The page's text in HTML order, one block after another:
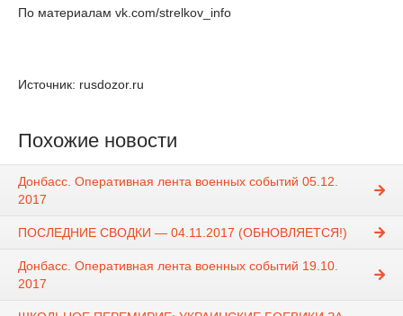
По материалам vk.com/strelkov_info
Источник: rusdozor.ru
Похожие новости
Донбасс. Оперативная лента военных событий 05.12.
2017
ПОСЛЕДНИЕ СВОДКИ — 04.11.2017 (ОБНОВЛЯЕТСЯ!)
Донбасс. Оперативная лента военных событий 19.10.
2017